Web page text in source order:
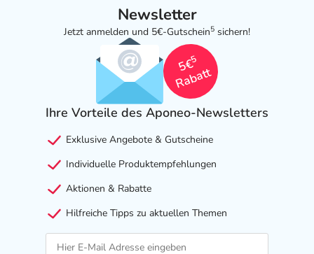
Newsletter
Jetzt anmelden und 5€-Gutschein5 sichern!
5€
5
Rabatt
Ihre Vorteile des Aponeo-Newsletters
Exklusive Angebote & Gutscheine
Individuelle Produktempfehlungen
Aktionen & Rabatte
Hilfreiche Tipps zu aktuellen Themen